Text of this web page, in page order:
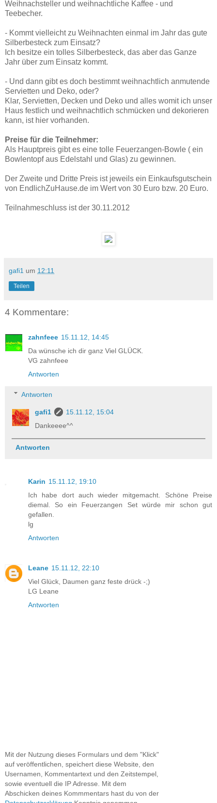
Weihnachsteller und weihnachtliche Kaffee - und
Teebecher.
- Kommt vielleicht zu Weihnachten einmal im Jahr das gute
Silberbesteck zum Einsatz?
Ich besitze ein tolles Silberbesteck, das aber das Ganze
Jahr über zum Einsatz kommt.
- Und dann gibt es doch bestimmt weihnachtlich anmutende
Servietten und Deko, oder?
Klar, Servietten, Decken und Deko und alles womit ich unser
Haus festlich und weihnachtlich schmücken und dekorieren
kann, ist hier vorhanden.
Preise für die Teilnehmer:
Als Hauptpreis gibt es eine tolle Feuerzangen-Bowle ( ein
Bowlentopf aus Edelstahl und Glas) zu gewinnen.
Der Zweite und Dritte Preis ist jeweils ein Einkaufsgutschein
von EndlichZuHause.de im Wert von 30 Euro bzw. 20 Euro.
Teilnahmeschluss ist der 30.11.2012
gafi1 um 12:11
Teilen
4 Kommentare:
zahnfeee 15.11.12, 14:45
Da wünsche ich dir ganz Viel GLÜCK.
VG zahnfeee
Antworten
Antworten
gafi1
15.11.12, 15:04
Dankeeee^^
Antworten
Karin 15.11.12, 19:10
Ich habe dort auch wieder mitgemacht. Schöne Preise
diemal. So ein Feuerzangen Set würde mir schon gut
gefallen.
lg
Antworten
Leane 15.11.12, 22:10
Viel Glück, Daumen ganz feste drück -;)
LG Leane
Antworten
Mit der Nutzung dieses Formulars und dem "Klick"
auf veröffentlichen, speichert diese Website, den
Usernamen, Kommentartext und den Zeitstempel,
sowie eventuell die IP Adresse. Mit dem
Abschicken deines Kommmentars hast du von der